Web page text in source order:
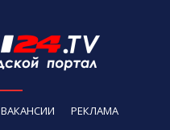
ВАКАНСИИ РЕКЛАМА